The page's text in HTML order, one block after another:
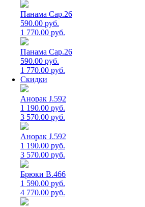
Панама Cap.26
590.00 руб.
1 770.00 руб.
Панама Cap.26
590.00 руб.
1 770.00 руб.
Скидки
Анорак J.592
1 190.00 руб.
3 570.00 руб.
Анорак J.592
1 190.00 руб.
3 570.00 руб.
Брюки B.466
1 590.00 руб.
4 770.00 руб.